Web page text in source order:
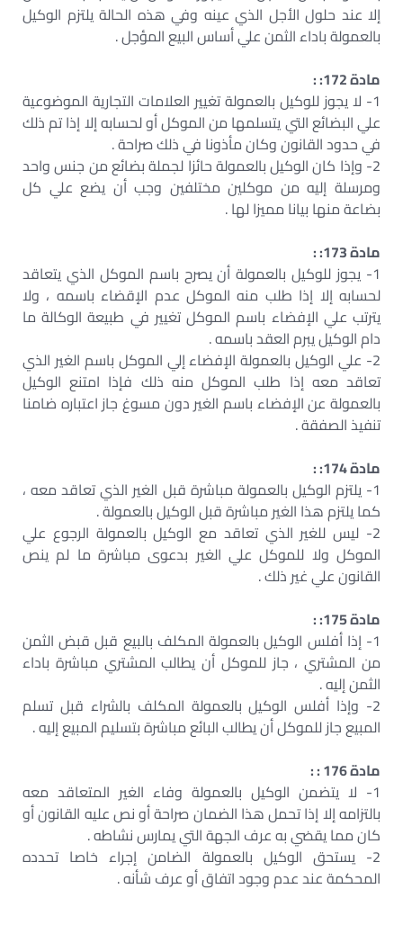
إلا عند حلول الأجل الذي عينه وفي هذه الحالة يلتزم الوكيل
بالعمولة باداء الثمن علي أساس البيع المؤجل .
مادة 172: :
1- لا يجوز للوكيل بالعمولة تغيير العلامات التجارية الموضوعية
علي البضائع التي يتسلمها من الموكل أو لحسابه إلا إذا تم ذلك
في حدود القانون وكان مأذونا في ذلك صراحة .
2- وإذا كان الوكيل بالعمولة حائزا لجملة بضائع من جنس واحد
ومرسلة إليه من موكلين مختلفين وجب أن يضع علي كل
بضاعة منها بيانا مميزا لها .
مادة 173: :
1- يجوز للوكيل بالعمولة أن يصرح باسم الموكل الذي يتعاقد
لحسابه إلا إذا طلب منه الموكل عدم الإقضاء باسمه ، ولا
يترتب علي الإفضاء باسم الموكل تغيير في طبيعة الوكالة ما
دام الوكيل يبرم العقد باسمه .
2- علي الوكيل بالعمولة الإفضاء إلي الموكل باسم الغير الذي
تعاقد معه إذا طلب الموكل منه ذلك فإذا امتنع الوكيل
بالعمولة عن الإفضاء باسم الغير دون مسوغ جاز اعتباره ضامنا
تنفيذ الصفقة .
مادة 174: :
1- يلتزم الوكيل بالعمولة مباشرة قبل الغير الذي تعاقد معه ،
كما يلتزم هذا الغير مباشرة قبل الوكيل بالعمولة .
2- ليس للغير الذي تعاقد مع الوكيل بالعمولة الرجوع علي
الموكل ولا للموكل علي الغير بدعوى مباشرة ما لم ينص
القانون علي غير ذلك .
مادة 175: :
1- إذا أفلس الوكيل بالعمولة المكلف بالبيع قبل قبض الثمن
من المشتري ، جاز للموكل أن يطالب المشتري مباشرة باداء
الثمن إليه .
2- وإذا أفلس الوكيل بالعمولة المكلف بالشراء قبل تسلم
المبيع جاز للموكل أن يطالب البائع مباشرة بتسليم المبيع إليه .
مادة 176 : :
1- لا يتضمن الوكيل بالعمولة وفاء الغير المتعاقد معه
بالتزامه إلا إذا تحمل هذا الضمان صراحة أو نص عليه القانون أو
كان مما يقضي به عرف الجهة التي يمارس نشاطه .
2- يستحق الوكيل بالعمولة الضامن إجراء خاصا تحدده
المحكمة عند عدم وجود اتفاق أو عرف شأنه .